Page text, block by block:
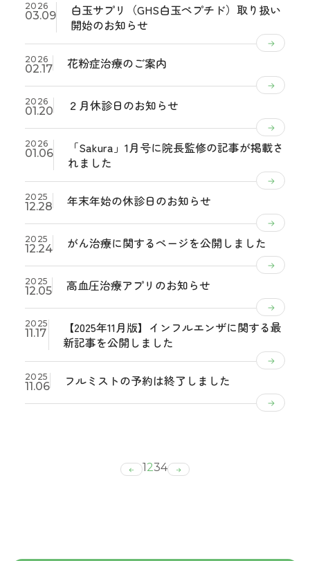
2026
03.09
白玉サプリ（GHS白玉ペプチド）取り扱い
開始のお知らせ
2026
02.17 花粉症治療のご案内
2026
01.20 ２月休診日のお知らせ
2026
01.06
「Sakura」1月号に院長監修の記事が掲載さ
れました
2025
12.28 年末年始の休診日のお知らせ
2025
12.24 がん治療に関するページを公開しました
2025
12.05 高血圧治療アプリのお知らせ
2025
11.17
【2025年11月版】インフルエンザに関する最
新記事を公開しました
2025
11.06 フルミストの予約は終了しました
1 234